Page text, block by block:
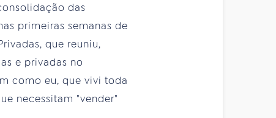
das
primeiras semanas de
que reuniu,
e privadas no
como eu, que vivi toda
necessitam "vender"